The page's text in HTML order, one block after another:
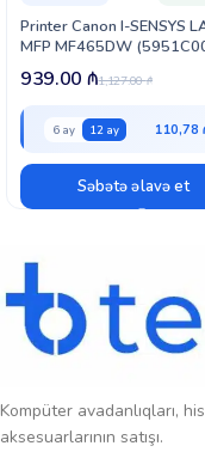
Printer Canon I-SENSYS
MFP MF465DW
1,127.00₼
939.00 ₼
6 ay 12 ay 110,78
Səbətə əlavə et
Kompüter avadanlıqları,
aksesuarlarının satışı.